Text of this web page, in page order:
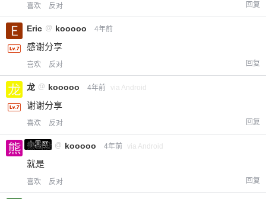
喜欢 反对 回复
Eric @ kooooo 4年前
感谢分享
喜欢 反对 回复
龙 @ kooooo 4年前 via Android
谢谢分享
喜欢 反对 回复
小黑屋
熊出没 @ kooooo 4年前 via Android
就是
喜欢 反对 回复